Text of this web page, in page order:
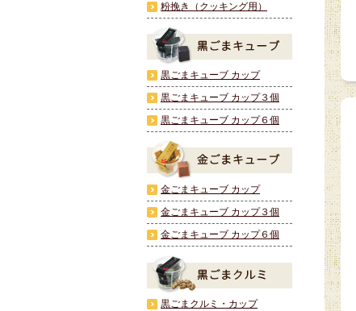
粉挽き（クッキング用）
黒ごまキューブ カップ
黒ごまキューブ カップ３個
黒ごまキューブ カップ６個
金ごまキューブ カップ
金ごまキューブ カップ３個
金ごまキューブ カップ６個
黒ごまクルミ・カップ